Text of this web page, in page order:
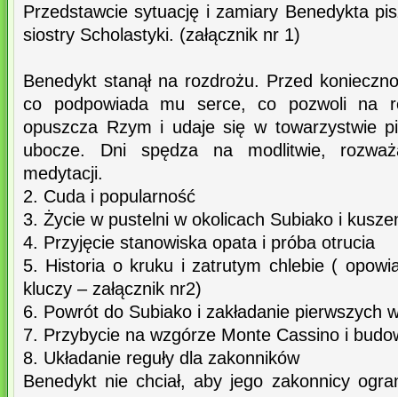
Przedstawcie sytuację i zamiary Benedykta
siostry Scholastyki. (załącznik nr 1)
Benedykt stanął na rozdrożu. Przed
co podpowiada mu serce, co pozwoli na
opuszcza Rzym i udaje się w towarzystwie
ubocze. Dni spędza na modlitwie,
medytacji.
2. Cuda i popularność
3. Życie w pustelni w okolicach Subiako i
4. Przyjęcie stanowiska opata i próba otrucia
5. Historia o kruku i zatrutym chlebie (
kluczy – załącznik nr2)
6. Powrót do Subiako i zakładanie pierwszych
7. Przybycie na wzgórze Monte Cassino i
8. Układanie reguły dla zakonników
Benedykt nie chciał, aby jego zakonnicy